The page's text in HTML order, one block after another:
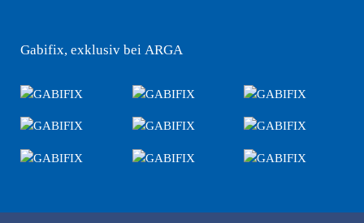
Gabifix, exklusiv bei ARGA